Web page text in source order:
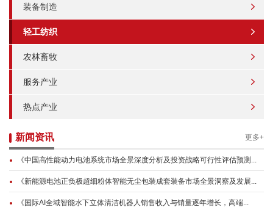
装备制造
轻工纺织
农林畜牧
服务产业
热点产业
新闻资讯 更多+
《中国高性能动力电池系统市场全景深度分析及投资战略可行性评估预测...
《新能源电池正负极超细粉体智能无尘包装成套装备市场全景洞察及发展...
《国际AI全域智能水下立体清洁机器人销售收入与销量逐年增长，高端...